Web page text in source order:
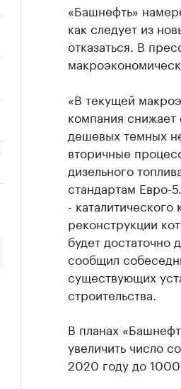
«Башнефть»
как следует из
отказаться. В
«В текущей
компания
дешевых темных
вторичные
дизельного
стандартам Евро-
-
реконструкции
будет достаточно
сообщил
существующих
строительства.
В планах
увеличить число
2020 году до